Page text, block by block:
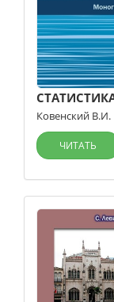
Ковенский В.И.
ЧИТАТЬ